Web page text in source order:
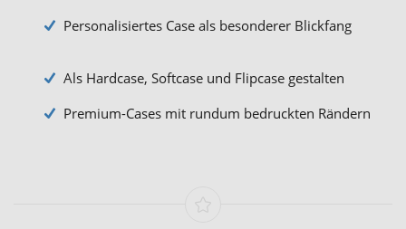
Personalisiertes Case als besonderer Blickfang
Als Hardcase, Softcase und Flipcase gestalten
Premium-Cases mit rundum bedruckten Rändern